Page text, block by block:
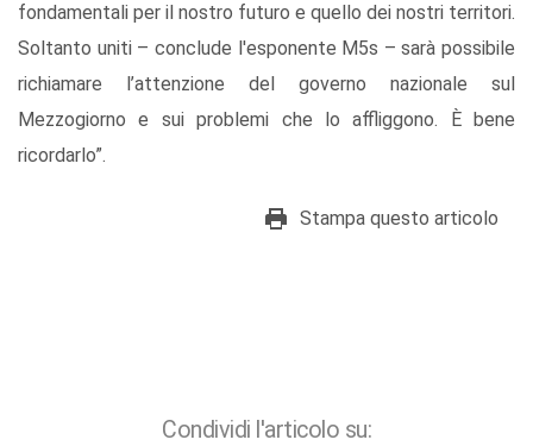
fondamentali per il nostro futuro e quello dei nostri territori.
Soltanto uniti – conclude l'esponente M5s – sarà possibile
richiamare l’attenzione del governo nazionale sul
Mezzogiorno e sui problemi che lo affliggono. È bene
ricordarlo”.
Stampa questo articolo
Condividi l'articolo su: